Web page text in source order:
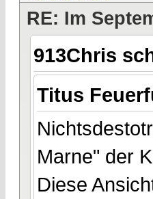
RE: Im
913Chris
Titus
Marne" der
Diese